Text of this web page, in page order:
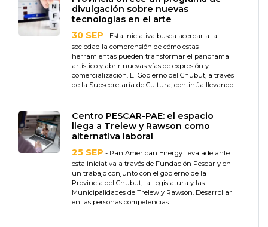
divulgación sobre nuevas
tecnologías en el arte
30 SEP - Esta iniciativa busca acercar a la
sociedad la comprensión de cómo estas
herramientas pueden transformar el panorama
artístico y abrir nuevas vías de expresión y
comercialización. El Gobierno del Chubut, a través
de la Subsecretaría de Cultura, continúa llevando...
Centro PESCAR-PAE: el espacio
llega a Trelew y Rawson como
alternativa laboral
25 SEP - Pan American Energy lleva adelante
esta iniciativa a través de Fundación Pescar y en
un trabajo conjunto con el gobierno de la
Provincia del Chubut, la Legislatura y las
Municipalidades de Trelew y Rawson. Desarrollar
en las personas competencias...